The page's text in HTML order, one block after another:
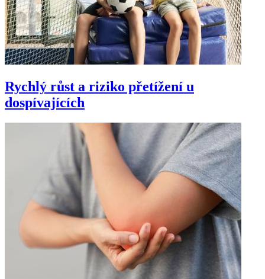
Rychlý růst a riziko přetížení u
dospívajících